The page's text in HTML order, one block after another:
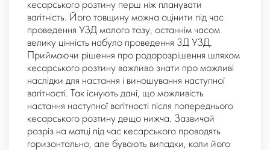
кесарського розтину перш ніж планувати
вагітність. Його товщину можна оцінити під час
проведення УЗД малого тазу, останнім часом
велику цінність набуло проведення 3Д УЗД.
Приймаючи рішення про родорозрішення шляхом
кесарського розтину важливо знати про можливі
наслідки для настання і виношування наступної
вагітності. Так існують дані, що можливість
настання наступної вагітності після попереднього
кесарського розтину дещо нижча. Зазвичай
розріз на матці під час кесарського проводять
горизонтально, але бувають випадки, коли його